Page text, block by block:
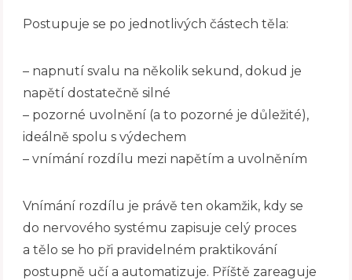
Postupuje se po jednotlivých částech těla:
– napnutí svalu na několik sekund, dokud je
napětí dostatečně silné
– pozorné uvolnění (a to pozorné je důležité),
ideálně spolu s výdechem
– vnímání rozdílu mezi napětím a uvolněním
Vnímání rozdílu je právě ten okamžik, kdy se
do nervového systému zapisuje celý proces
a tělo se ho při pravidelném praktikování
postupně učí a automatizuje. Příště zareaguje